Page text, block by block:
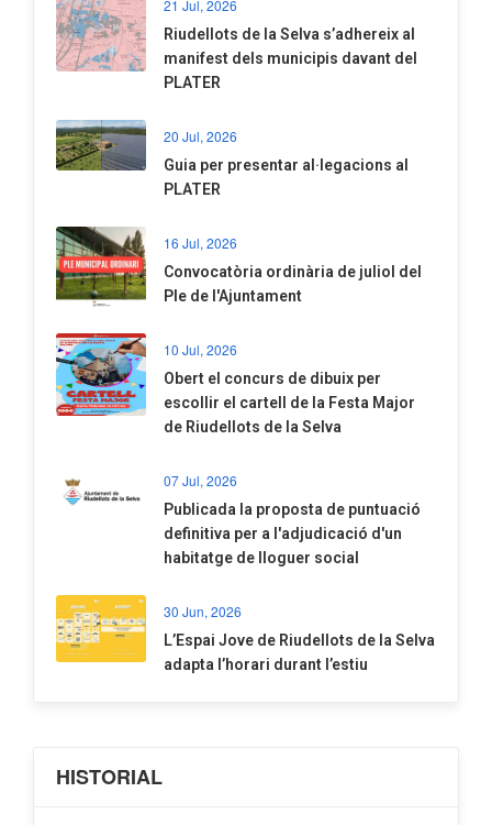
21 Jul, 2026
Riudellots de la Selva s’adhereix al
manifest dels municipis davant del
PLATER
20 Jul, 2026
​Guia per presentar al·legacions al
PLATER
16 Jul, 2026
Convocatòria ordinària de juliol del
Ple de l'Ajuntament
10 Jul, 2026
​Obert el concurs de dibuix per
escollir el cartell de la Festa Major
de Riudellots de la Selva
07 Jul, 2026
​Publicada la proposta de puntuació
definitiva per a l'adjudicació d'un
habitatge de lloguer social
30 Jun, 2026
​L’Espai Jove de Riudellots de la Selva
adapta l’horari durant l’estiu
HISTORIAL